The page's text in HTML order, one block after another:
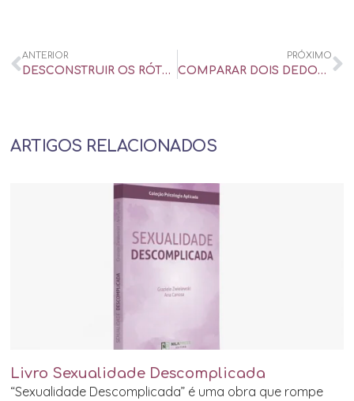
ANTERIOR
DESCONSTRUIR OS RÓTULOS IMPOSTOS É UM PROCESSO
PRÓXIMO
COMPARAR DOIS DEDOS PODE REVELAR TENDÊNCIAS SEXUAIS DO PARCEIRO?
ARTIGOS RELACIONADOS
Livro Sexualidade Descomplicada
“Sexualidade Descomplicada” é uma obra que rompe